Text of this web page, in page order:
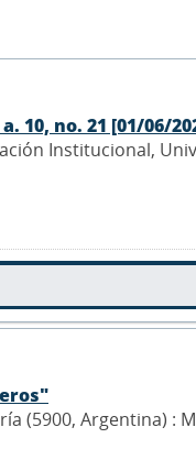
10, no. 21 [01/06/
Institucional,
(5900, Argentina) :